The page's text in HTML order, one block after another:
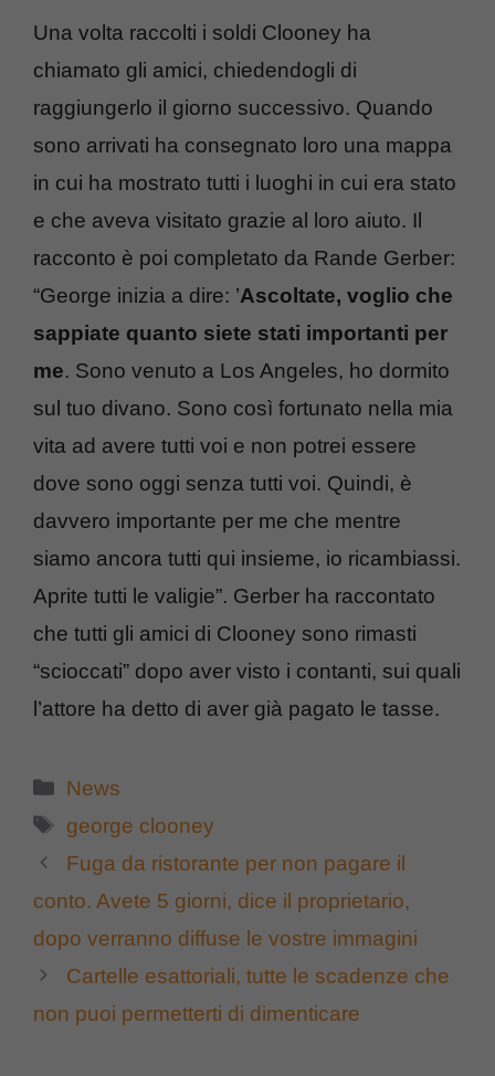
Una volta raccolti i soldi Clooney ha
chiamato gli amici, chiedendogli di
raggiungerlo il giorno successivo. Quando
sono arrivati ha consegnato loro una mappa
in cui ha mostrato tutti i luoghi in cui era stato
e che aveva visitato grazie al loro aiuto. Il
racconto è poi completato da Rande Gerber:
“George inizia a dire: ’Ascoltate, voglio che
sappiate quanto siete stati importanti per
me. Sono venuto a Los Angeles, ho dormito
sul tuo divano. Sono così fortunato nella mia
vita ad avere tutti voi e non potrei essere
dove sono oggi senza tutti voi. Quindi, è
davvero importante per me che mentre
siamo ancora tutti qui insieme, io ricambiassi.
Aprite tutti le valigie”. Gerber ha raccontato
che tutti gli amici di Clooney sono rimasti
“scioccati” dopo aver visto i contanti, sui quali
l’attore ha detto di aver già pagato le tasse.
Categorie
News
Tag
george clooney
Fuga da ristorante per non pagare il
conto. Avete 5 giorni, dice il proprietario,
dopo verranno diffuse le vostre immagini
Cartelle esattoriali, tutte le scadenze che
non puoi permetterti di dimenticare